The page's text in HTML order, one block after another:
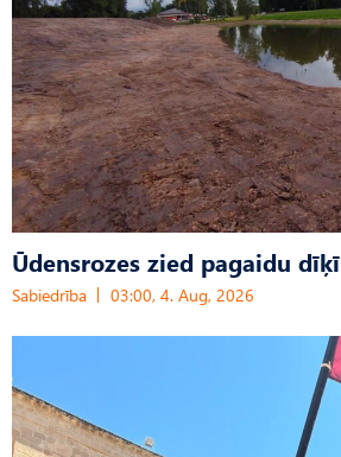
Ūdensrozes zied pagaidu dīķī
Sabiedrība 03:00, 4. Aug, 2026